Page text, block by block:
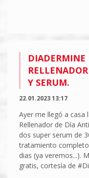
DIADERMINE
Y SERUM.
22.01.2023 13:17
Ayer me llegó a casa
Rellenador de Día
dos super serum de
tratamiento
dias (ya veremos...).
gratis, cortesía de